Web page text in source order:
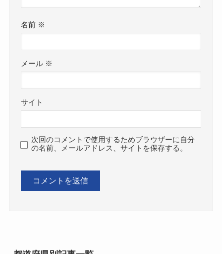
名前 ※
メール ※
サイト
次回のコメントで使用するためブラウザーに自分
の名前、メールアドレス、サイトを保存する。